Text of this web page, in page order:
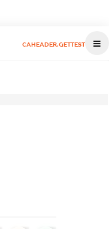
CAHEADER.GETTEST